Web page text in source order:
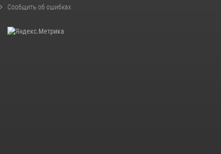
Сообщить об ошибках